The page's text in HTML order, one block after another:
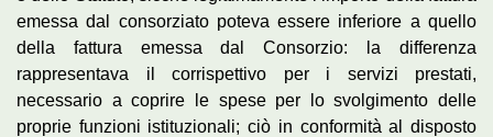
emessa dal consorziato poteva essere inferiore a quello
della fattura emessa dal Consorzio: la differenza
rappresentava il corrispettivo per i servizi prestati,
necessario a coprire le spese per lo svolgimento delle
proprie funzioni istituzionali; ciò in conformità al disposto